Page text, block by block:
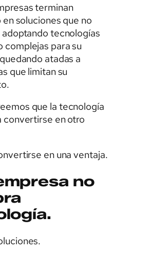
terminan
soluciones que no
tecnologías
complejas para su
atadas a
que limitan su
que la tecnología
convertirse en otro
en una ventaja.
no